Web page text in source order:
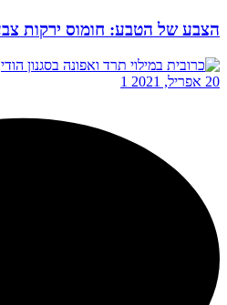
הצבע של הטבע: חומוס ירקות
20 אפריל, 2021 1